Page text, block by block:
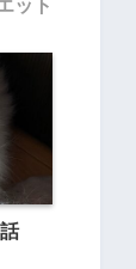
ット